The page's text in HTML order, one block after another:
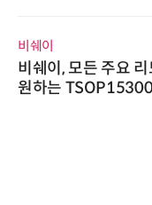
인아그룹
'자동화 산업의 새
인아그룹 전국 7개